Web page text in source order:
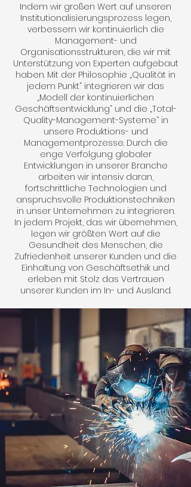
Indem wir großen Wert auf unseren
Institutionalisierungsprozess legen,
verbessern wir kontinuierlich die
Management- und
Organisationsstrukturen, die wir mit
Unterstützung von Experten aufgebaut
haben. Mit der Philosophie „Qualität in
jedem Punkt“ integrieren wir das
„Modell der kontinuierlichen
Geschäftsentwicklung“ und die „Total-
Quality-Management-Systeme“ in
unsere Produktions- und
Managementprozesse. Durch die
enge Verfolgung globaler
Entwicklungen in unserer Branche
arbeiten wir intensiv daran,
fortschrittliche Technologien und
anspruchsvolle Produktionstechniken
in unser Unternehmen zu integrieren.
In jedem Projekt, das wir übernehmen,
legen wir größten Wert auf die
Gesundheit des Menschen, die
Zufriedenheit unserer Kunden und die
Einhaltung von Geschäftsethik und
erleben mit Stolz das Vertrauen
unserer Kunden im In- und Ausland.